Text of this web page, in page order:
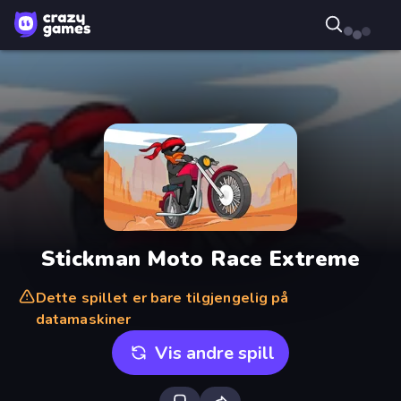
Stickman Moto Race Extreme
Dette spillet er bare tilgjengelig på
datamaskiner
Vis andre spill